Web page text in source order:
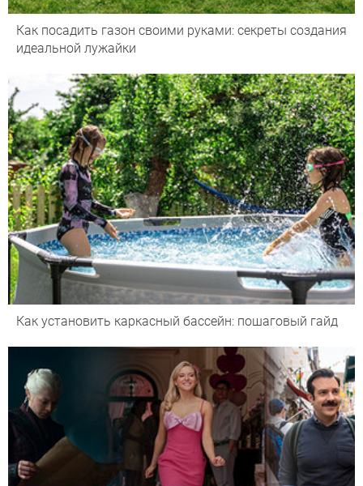
Как посадить газон своими руками: секреты создания
идеальной лужайки
Как установить каркасный бассейн: пошаговый гайд